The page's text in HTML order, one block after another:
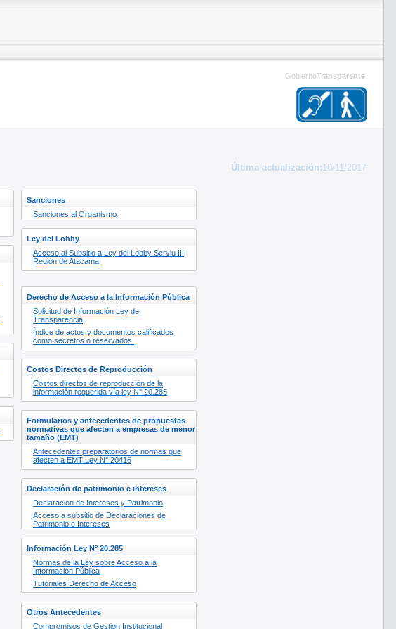
GobiernoTransparente
Última actualización:10/11/2017
Sanciones
Sanciones al Organismo
Ley del Lobby
Acceso al Subsitio a Ley del Lobby Serviu III
Región de Atacama
Derecho de Acceso a la Información Pública
Solicitud de Información Ley de
Transparencia
Índice de actos y documentos calificados
como secretos o reservados.
Costos Directos de Reproducción
Costos directos de reproducción de la
información requerida vía ley N° 20.285
Formularios y antecedentes de propuestas
normativas que afecten a empresas de menor
tamaño (EMT)
Antecedentes preparatorios de normas que
afecten a EMT Ley N° 20416
Declaración de patrimonio e intereses
Declaracion de Intereses y Patrimonio
Acceso a subsitio de Declaraciones de
Patrimonio e Intereses
Información Ley N° 20.285
Normas de la Ley sobre Acceso a la
Información Pública
Tutoriales Derecho de Acceso
Otros Antecedentes
Compromisos de Gestion Institucional